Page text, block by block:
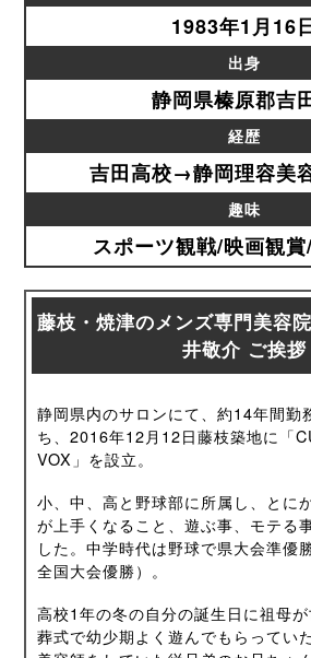
1983年1月16
出身
静岡県榛原郡吉
経歴
吉田高校→静岡理容美
趣味
スポーツ観戦/映画観
藤枝・焼津のメンズ専門美容
井敬介 ご挨拶
静岡県内のサロンにて、約14年間勤
ち、2016年12月12日藤枝築地に「
VOX」を設立。
小、中、高と野球部に所属し、とに
が上手くなること、遊ぶ事、モテる
した。中学時代は野球で県大会準優
全国大会優勝）。
高校1年の冬の自分の誕生日に祖母
葬式で幼少期よく遊んでもらってい